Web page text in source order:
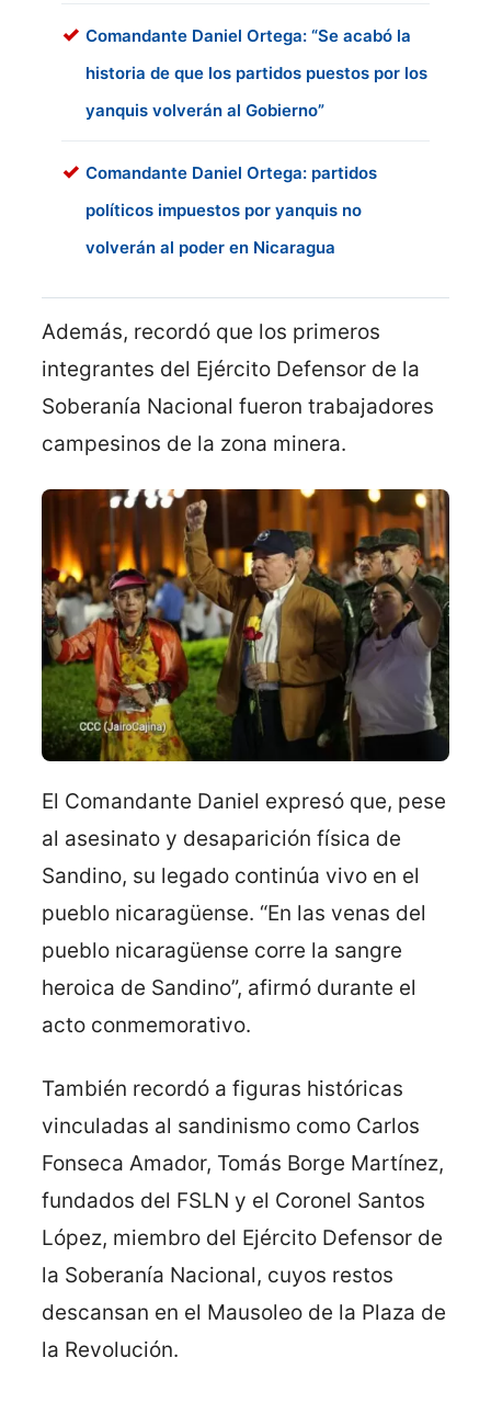
Comandante Daniel Ortega: “Se acabó la
historia de que los partidos puestos por los
yanquis volverán al Gobierno”
Comandante Daniel Ortega: partidos
políticos impuestos por yanquis no
volverán al poder en Nicaragua
Además, recordó que los primeros
integrantes del Ejército Defensor de la
Soberanía Nacional fueron trabajadores
campesinos de la zona minera.
El Comandante Daniel expresó que, pese
al asesinato y desaparición física de
Sandino, su legado continúa vivo en el
pueblo nicaragüense. “En las venas del
pueblo nicaragüense corre la sangre
heroica de Sandino”, afirmó durante el
acto conmemorativo.
También recordó a figuras históricas
vinculadas al sandinismo como Carlos
Fonseca Amador, Tomás Borge Martínez,
fundados del FSLN y el Coronel Santos
López, miembro del Ejército Defensor de
la Soberanía Nacional, cuyos restos
descansan en el Mausoleo de la Plaza de
la Revolución.